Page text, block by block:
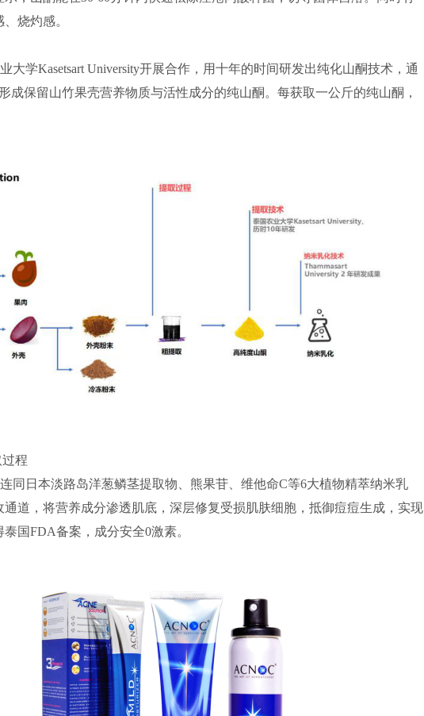
烧灼感。
大学Kasetsart University开展合作，用十年的时间研发出纯化山酮技术，通
成保留山竹果壳营养物质与活性成分的纯山酮。每获取一公斤的纯山酮，
程
同日本淡路岛洋葱鳞茎提取物、熊果苷、维他命C等6大植物精萃纳米乳
道，将营养成分渗透肌底，深层修复受损肌肤细胞，抵御痘痘生成，实现
国FDA备案，成分安全0激素。